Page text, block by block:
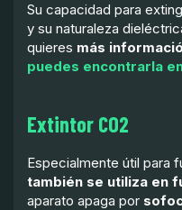
Su capacidad para
y su naturaleza
quieres más
puedes encontrarla
Extintor CO2
Especialmente útil para
también se utiliza en
aparato apaga por